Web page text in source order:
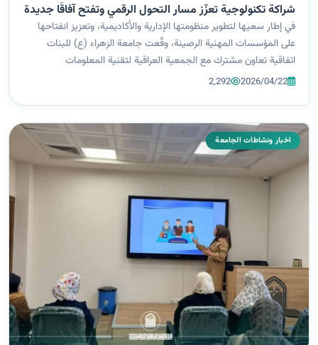
شراكة تكنولوجية تعزّز مسار التحول الرقمي وتفتح آفاقًا جديدة
في إطار سعيها لتطوير منظومتها الإدارية والأكاديمية، وتعزيز انفتاحها
على المؤسسات المهنية الرصينة، وقّعت جامعة الزهراء (ع) للبنات
اتفاقية تعاون مشترك مع الجمعية العراقية لتقنية المعلومات
والاتصالات، برئاسة الدكتور المهندس علي ناصر الخويلدي، وذلك بحضور
2026/04/22
2,292
اخبار ونشاطات الجامعة